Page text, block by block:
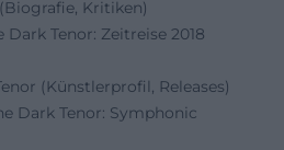
Kritiken)
Tenor: Zeitreise 2018
(Künstlerprofil, Releases)
Dark Tenor: Symphonic